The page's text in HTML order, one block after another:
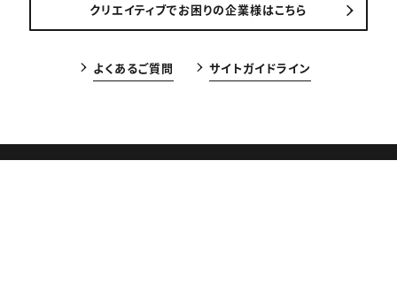
クリエイティブでお困りの企業様はこちら
よくあるご質問 サイトガイドライン